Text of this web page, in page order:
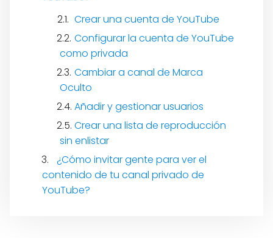
Crear una cuenta de YouTube
Configurar la cuenta de YouTube
como privada
Cambiar a canal de Marca
Oculto
Añadir y gestionar usuarios
Crear una lista de reproducción
sin enlistar
¿Cómo invitar gente para ver el
contenido de tu canal privado de
YouTube?